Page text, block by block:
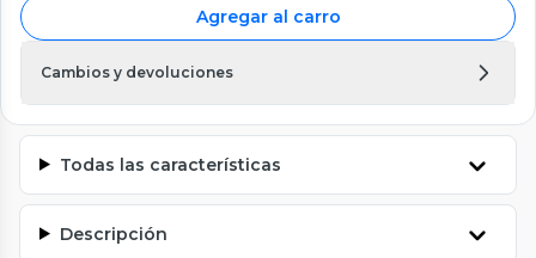
Agregar al carro
Cambios y devoluciones
Todas las características
Descripción